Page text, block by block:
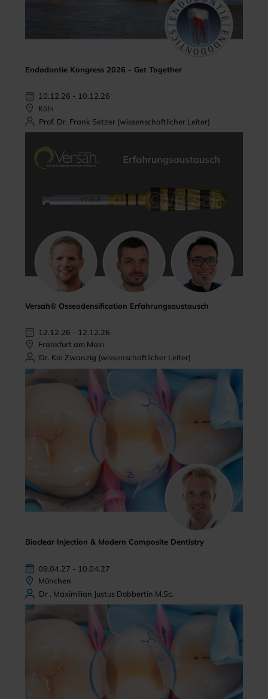
Endodontie Kongress 2026 - Get Together
10.12.26 - 10.12.26
Köln
Prof. Dr. Frank Setzer (wissenschaftlicher Leiter)
Versah® Osseodensification Erfahrungsaustausch
12.12.26 - 12.12.26
Frankfurt am Main
Dr. Kai Zwanzig (wissenschaftlicher Leiter)
Bioclear Injection & Modern Composite Dentistry
09.04.27 - 10.04.27
München
Dr . Maximilian Justus Dobbertin M.Sc.